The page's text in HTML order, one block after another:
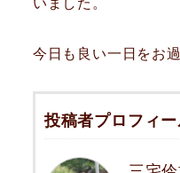
いました。
今日も良い一日をお
投稿者プロフィ